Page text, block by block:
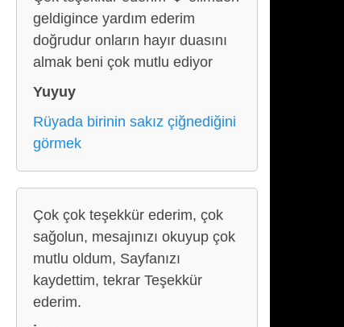
geldigince yardım ederim
doğrudur onların hayır duasını
almak beni çok mutlu ediyor
Yuyuy
Rüyada birinin sakız çiğnediğini
görmek
Çok çok teşekkür ederim, çok
sağolun, mesajınızı okuyup çok
mutlu oldum, Sayfanızı
kaydettim, tekrar Teşekkür
ederim.